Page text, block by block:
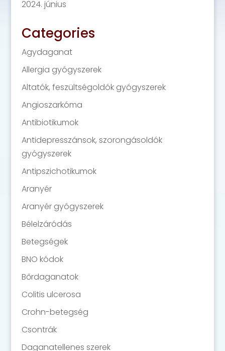
2024. június
Categories
Agydaganat
Allergia gyógyszerek
Altatók, feszültségoldók gyógyszerek
Angioszarkóma
Antibiotikumok
Antidepresszánsok, szorongásoldók
gyógyszerek
Antipszichotikumok
Aranyér
Aranyér gyógyszerek
Bélelzáródás
Betegségek
BNO kódok
Bőrdaganatok
Colitis ulcerosa
Crohn-betegség
Csontrák
Daganatellenes szerek